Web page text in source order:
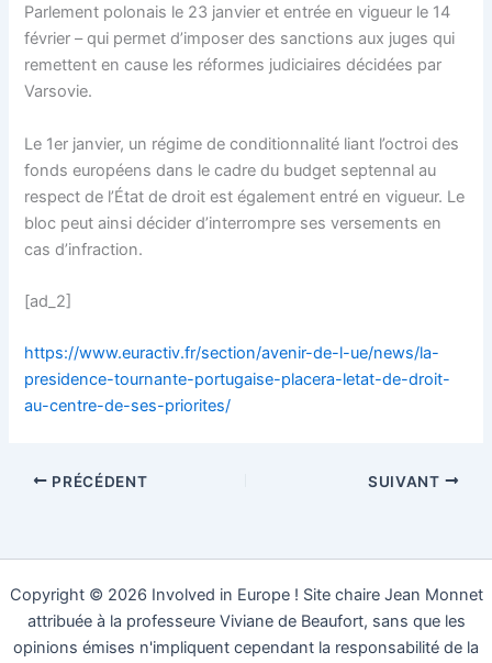
Parlement polonais le 23 janvier et entrée en vigueur le 14
février – qui permet d’imposer des sanctions aux juges qui
remettent en cause les réformes judiciaires décidées par
Varsovie.
Le 1er janvier, un régime de conditionnalité liant l’octroi des
fonds européens dans le cadre du budget septennal au
respect de l’État de droit est également entré en vigueur. Le
bloc peut ainsi décider d’interrompre ses versements en
cas d’infraction.
[ad_2]
https://www.euractiv.fr/section/avenir-de-l-ue/news/la-
presidence-tournante-portugaise-placera-letat-de-droit-
au-centre-de-ses-priorites/
PRÉCÉDENT SUIVANT
Copyright © 2026 Involved in Europe ! Site chaire Jean Monnet
attribuée à la professeure Viviane de Beaufort, sans que les
opinions émises n'impliquent cependant la responsabilité de la